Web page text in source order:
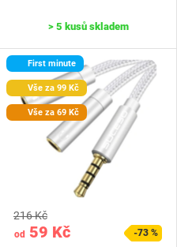
> 5 kusů skladem
First minute
Vše za 99 Kč
Vše za 69 Kč
od 59 Kč
216 Kč
-73 %